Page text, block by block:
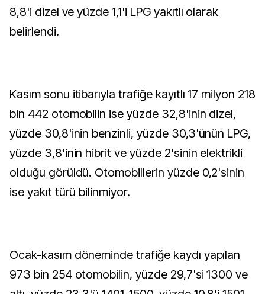
8,8'i dizel ve yüzde 1,1'i LPG yakıtlı olarak
belirlendi.
Kasım sonu itibarıyla trafiğe kayıtlı 17 milyon 218
bin 442 otomobilin ise yüzde 32,8'inin dizel,
yüzde 30,8'inin benzinli, yüzde 30,3'ünün LPG,
yüzde 3,8'inin hibrit ve yüzde 2'sinin elektrikli
olduğu görüldü. Otomobillerin yüzde 0,2'sinin
ise yakıt türü bilinmiyor.
Ocak-kasım döneminde trafiğe kaydı yapılan
973 bin 254 otomobilin, yüzde 29,7'si 1300 ve